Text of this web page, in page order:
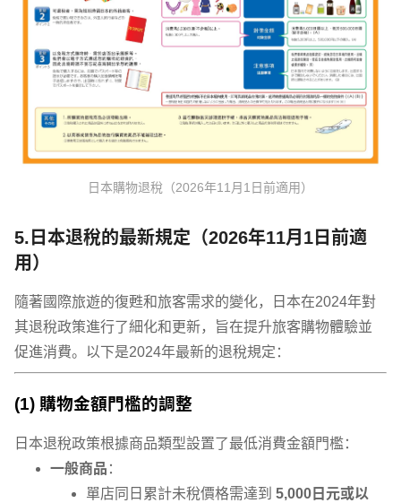
日本購物退稅（2026年11月1日前適用）
5.日本退稅的最新規定（2026年11月1日前適
用）
隨著國際旅遊的復甦和旅客需求的變化，日本在2024年對
其退稅政策進行了細化和更新，旨在提升旅客購物體驗並
促進消費。以下是2024年最新的退稅規定：
(1) 購物金額門檻的調整
日本退稅政策根據商品類型設置了最低消費金額門檻：
一般商品 ：
單店同日累計未稅價格需達到 5,000日元或以